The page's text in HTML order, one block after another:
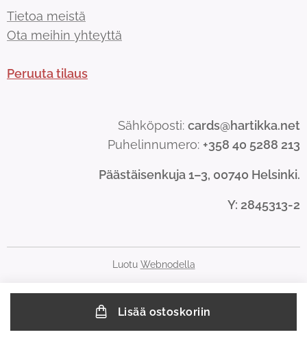
Lisää ostoskoriin
Tietoa meistä
Ota meihin yhteyttä
Peruuta tilaus
Sähköposti: cards@hartikka.net
Puhelinnumero: +358 40 5288 213
Päästäisenkuja 1–3, 00740 Helsinki.
Y: 2845313-2
Luotu Webnodella